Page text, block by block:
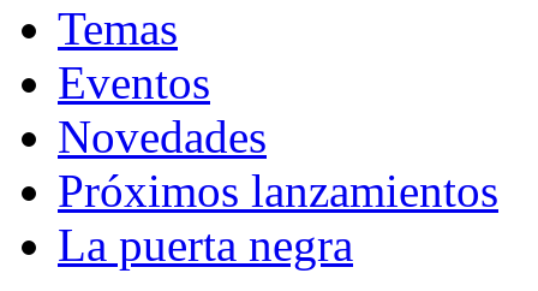
Temas
Eventos
Novedades
Próximos lanzamientos
La puerta negra